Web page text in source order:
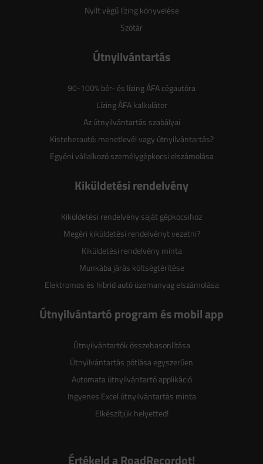
Nyílt végű lízing könyvelése
Szótár
Útnyilvántartás
90-100% bér- és lízing ÁFA cégautóra
Lízing ÁFA kalkulátor
Az útnyilvántartás szabályai
Kisteherautó: menetlevél vagy útnyilvántartás?
Egyéni vállalkozó személygépkocsi elszámolása
Kiküldetési rendelvény
Kiküldetési rendelvény saját gépkocsihoz
Megéri kiküldetési rendelvényt vezetni?
Kiküldetési rendelvény minta
Munkába járás költségtérítése
Elektromos és hibrid autó üzemanyag elszámolása
Útnyilvántartó program és mobil app
Útnyilvántartók összehasonlítása
Útnyilvántartás pótlása egyszerűen
Automata útnyilvántartó applikáció
Ingyenes Excel útnyilvántartás minta
Elkészítjük helyetted!
Értékeld a RoadRecordot!